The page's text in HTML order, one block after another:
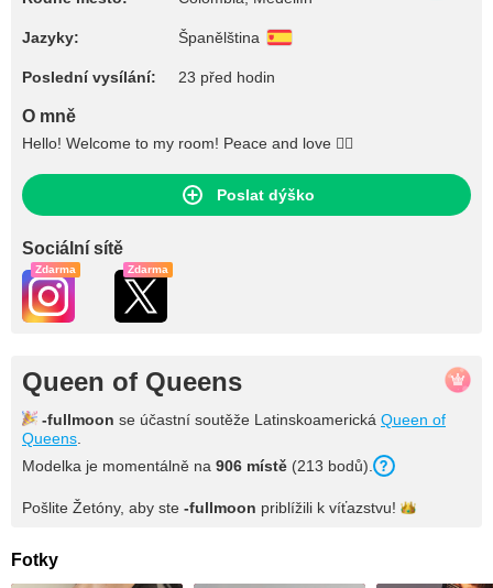
Jazyky: Španělština
Poslední vysílání: 23 před hodin
O mně
Hello! Welcome to my room! Peace and love ✌🏻
Poslat dýško
Sociální sítě
Zdarma Zdarma
Queen of Queens
-fullmoon se účastní soutěže Latinskoamerická Queen of
Queens
Modelka je momentálně na 906 místě (213 bodů).
Pošlite Žetóny, aby ste -fullmoon priblížili k víťazstvu!
Fotky